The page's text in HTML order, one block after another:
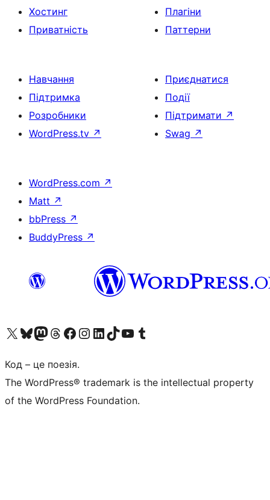
Хостинг
Приватність
Плагіни
Паттерни
Навчання
Підтримка
Розробники
WordPress.tv ↗
Приєднатися
Події
Підтримати ↗
Swag ↗
WordPress.com ↗
Matt ↗
bbPress ↗
BuddyPress ↗
Visit our X (formerly Twitter) account
Visit our Bluesky account
Завітайте до нашої стрічки в Mastodon
Visit our Threads account
Завітайте на нашу сторінку в Facebook
Visit our Instagram account
Visit our LinkedIn account
Visit our TikTok account
Visit our YouTube channel
Visit our Tumblr account
Код – це поезія.
The WordPress® trademark is the intellectual property
of the WordPress Foundation.